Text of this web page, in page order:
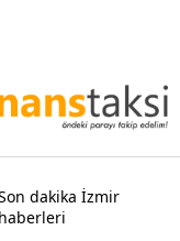
dakika İzmir
haberleri